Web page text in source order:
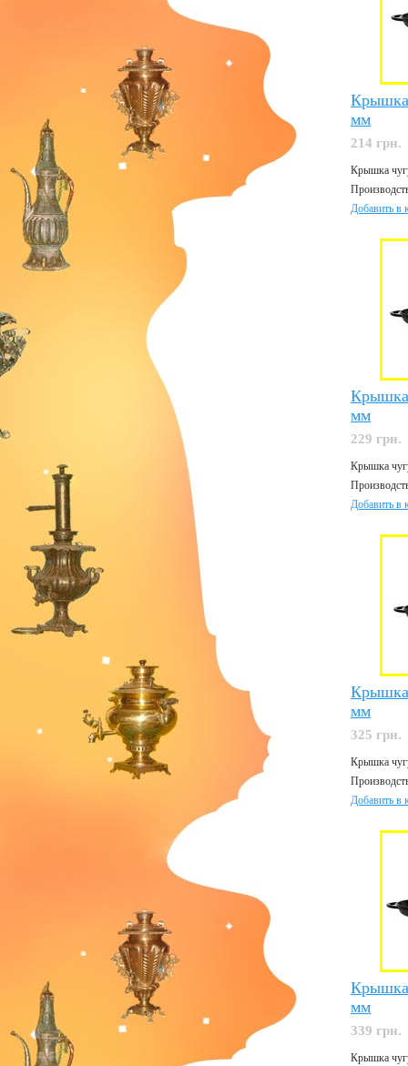
Крышка
мм
214 грн.
Крышка
Добавить в
Крышка
мм
229 грн.
Крышка
Добавить в
Крышка
мм
325 грн.
Крышка
Добавить в
Крышка
мм
339 грн.
Крышка